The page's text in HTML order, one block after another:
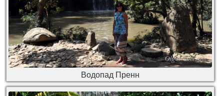
Водопад Пренн